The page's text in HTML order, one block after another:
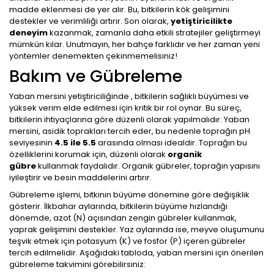
madde eklenmesi de yer alır. Bu, bitkilerin kök gelişimini
destekler ve verimliliği artırır. Son olarak, yetiştiricilikte
deneyimkazanmak, zamanla daha etkili stratejiler geliştirmeyi
mümkün kılar. Unutmayın, her bahçe farklıdır ve her zaman yeni
yöntemler denemekten çekinmemelisiniz!
Bakım ve Gübreleme
Yaban mersini yetiştiriciliğinde , bitkilerin sağlıklı büyümesi ve
yüksek verim elde edilmesi için kritik bir rol oynar. Bu süreç,
bitkilerin ihtiyaçlarına göre düzenli olarak yapılmalıdır. Yaban
mersini, asidik toprakları tercih eder, bu nedenle toprağın pH
seviyesinin 4.5 ile 5.5 arasında olması idealdir. Toprağın bu
özelliklerini korumak için, düzenli olarak organik
gübrekullanmak faydalıdır. Organik gübreler, toprağın yapısını
iyileştirir ve besin maddelerini artırır.
Gübreleme işlemi, bitkinin büyüme dönemine göre değişiklik
gösterir. İlkbahar aylarında, bitkilerin büyüme hızlandığı
dönemde, azot (N) açısından zengin gübreler kullanmak,
yaprak gelişimini destekler. Yaz aylarında ise, meyve oluşumunu
teşvik etmek için potasyum (K) ve fosfor (P) içeren gübreler
tercih edilmelidir. Aşağıdaki tabloda, yaban mersini için önerilen
gübreleme takvimini görebilirsiniz: